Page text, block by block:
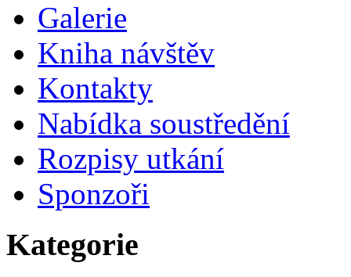
Galerie
Kniha návštěv
Kontakty
Nabídka soustředění
Rozpisy utkání
Sponzoři
Kategorie